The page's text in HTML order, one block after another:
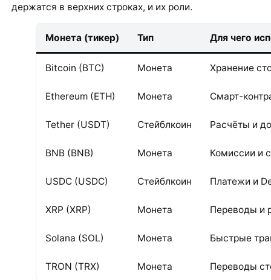
держатся в верхних строках, и их роли.
Монета (тикер) Тип Для чего
Bitcoin (BTC) Монета Хранение
Ethereum (ETH) Монета Смарт-
Tether (USDT) Стейблкоин Расчёты и
BNB (BNB) Монета Комиссии и
USDC (USDC) Стейблкоин Платежи и
XRP (XRP) Монета Переводы и
Solana (SOL) Монета Быстрые
TRON (TRX) Монета Переводы